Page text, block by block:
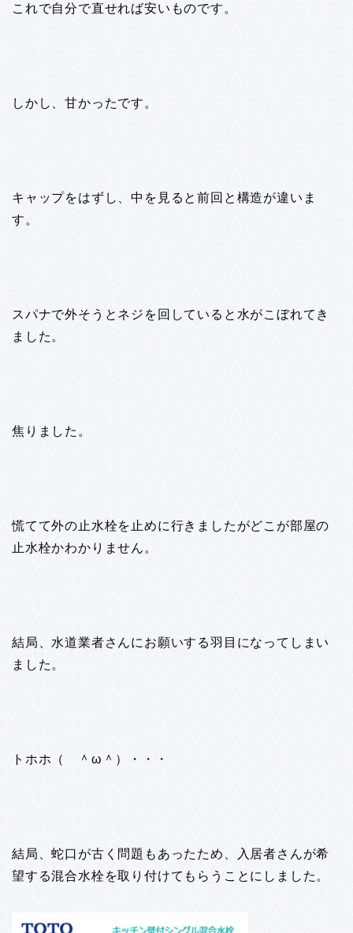
これで自分で直せれば安いものです。
しかし、甘かったです。
キャップをはずし、中を見ると前回と構造が違いま
す。
スパナで外そうとネジを回していると水がこぼれてき
ました。
焦りました。
慌てて外の止水栓を止めに行きましたがどこが部屋の
止水栓かわかりません。
結局、水道業者さんにお願いする羽目になってしまい
ました。
トホホ（ ＾ω＾）・・・
結局、蛇口が古く問題もあったため、入居者さんが希
望する混合水栓を取り付けてもらうことにしました。